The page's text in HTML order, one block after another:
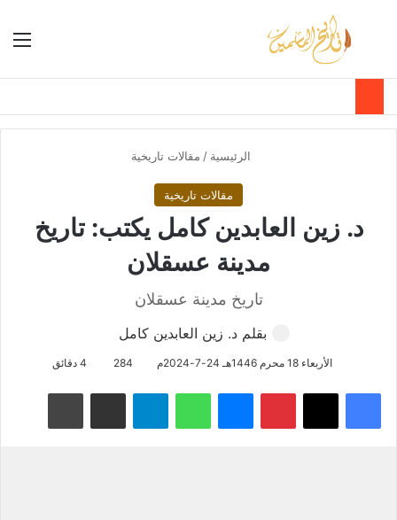
الوضع بحث عن
الرئيسية / مقالات تاريخية
مقالات تاريخية
د. زين العابدين كامل يكتب: تاريخ
مدينة عسقلان
تاريخ مدينة عسقلان
بقلم د. زين العابدين كامل
الأربعاء 18 محرم 1446هـ 24-7-2024م 284
فيسبوك بينتيريست واتساب